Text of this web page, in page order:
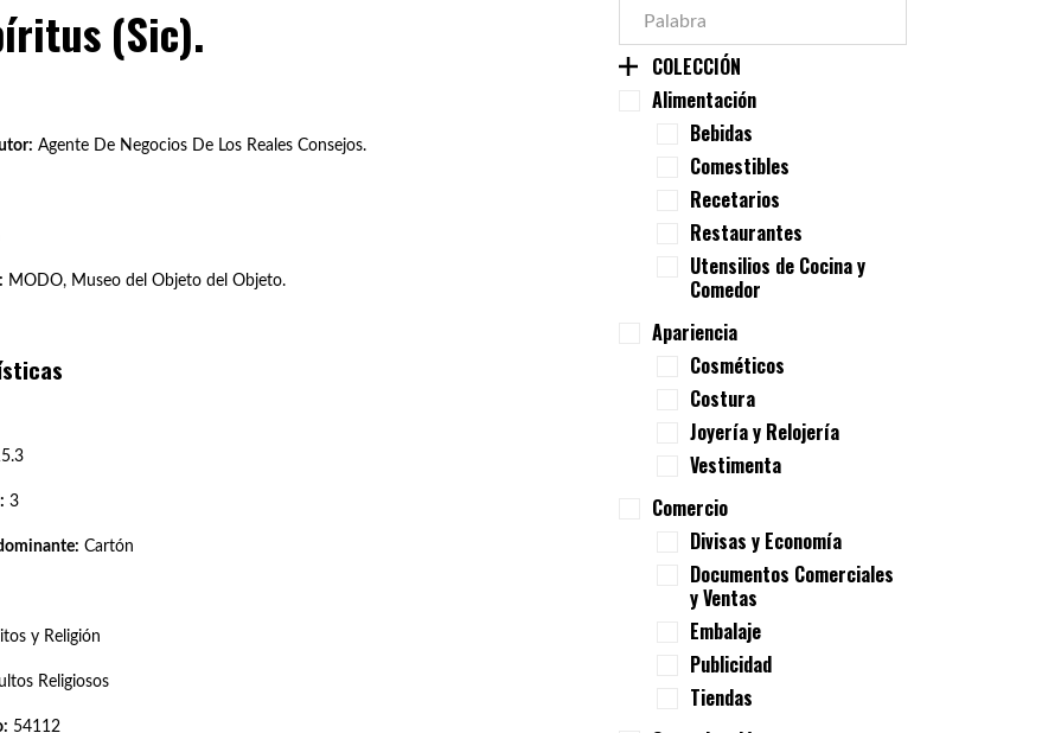
(Sic).
Agente De Negocios De Los Reales Consejos.
MODO, Museo del Objeto del Objeto.
3
Cartón
y Religión
Religiosos
54112
COLECCIÓN
Alimentación
Bebidas
Comestibles
Recetarios
Restaurantes
Utensilios de Cocina y
Comedor
Apariencia
Cosméticos
Costura
Joyería y Relojería
Vestimenta
Comercio
Divisas y Economía
Documentos Comerciales
y Ventas
Embalaje
Publicidad
Tiendas